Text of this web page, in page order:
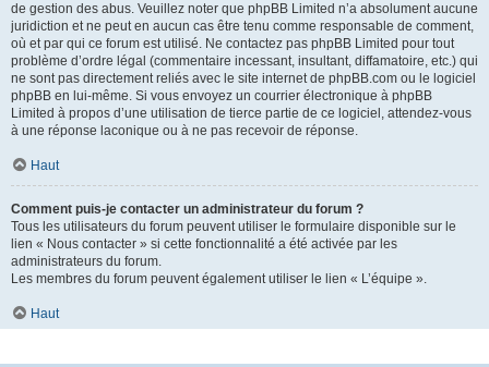
de gestion des abus. Veuillez noter que phpBB Limited n’a absolument aucune
juridiction et ne peut en aucun cas être tenu comme responsable de comment,
où et par qui ce forum est utilisé. Ne contactez pas phpBB Limited pour tout
problème d’ordre légal (commentaire incessant, insultant, diffamatoire, etc.) qui
ne sont pas directement reliés avec le site internet de phpBB.com ou le logiciel
phpBB en lui-même. Si vous envoyez un courrier électronique à phpBB
Limited à propos d’une utilisation de tierce partie de ce logiciel, attendez-vous
à une réponse laconique ou à ne pas recevoir de réponse.
Haut
Comment puis-je contacter un administrateur du forum ?
Tous les utilisateurs du forum peuvent utiliser le formulaire disponible sur le
lien « Nous contacter » si cette fonctionnalité a été activée par les
administrateurs du forum.
Les membres du forum peuvent également utiliser le lien « L’équipe ».
Haut